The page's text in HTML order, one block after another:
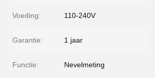
Voeding: 110-240V
Garantie: 1 jaar
Functie: Nevelmeting